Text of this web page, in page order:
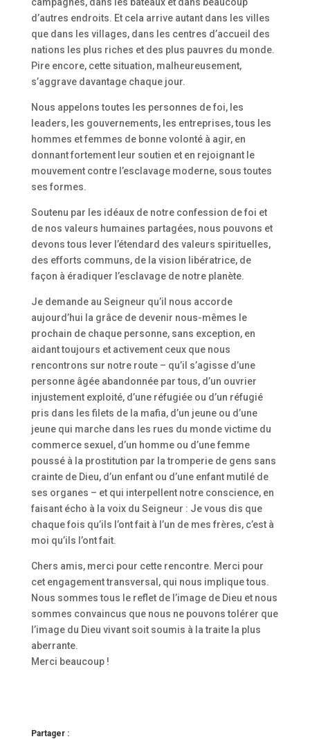
d’autres endroits. Et cela arrive autant dans les villes
que dans les villages, dans les centres d’accueil des
nations les plus riches et des plus pauvres du monde.
Pire encore, cette situation, malheureusement,
s’aggrave davantage chaque jour.
Nous appelons toutes les personnes de foi, les
leaders, les gouvernements, les entreprises, tous les
hommes et femmes de bonne volonté à agir, en
donnant fortement leur soutien et en rejoignant le
mouvement contre l’esclavage moderne, sous toutes
ses formes.
Soutenu par les idéaux de notre confession de foi et
de nos valeurs humaines partagées, nous pouvons et
devons tous lever l’étendard des valeurs spirituelles,
des efforts communs, de la vision libératrice, de
façon à éradiquer l’esclavage de notre planète.
Je demande au Seigneur qu’il nous accorde
aujourd’hui la grâce de devenir nous-mêmes le
prochain de chaque personne, sans exception, en
aidant toujours et activement ceux que nous
rencontrons sur notre route – qu’il s’agisse d’une
personne âgée abandonnée par tous, d’un ouvrier
injustement exploité, d’une réfugiée ou d’un réfugié
pris dans les filets de la mafia, d’un jeune ou d’une
jeune qui marche dans les rues du monde victime du
commerce sexuel, d’un homme ou d’une femme
poussé à la prostitution par la tromperie de gens sans
crainte de Dieu, d’un enfant ou d’une enfant mutilé de
ses organes – et qui interpellent notre conscience, en
faisant écho à la voix du Seigneur : Je vous dis que
chaque fois qu’ils l’ont fait à l’un de mes frères, c’est à
moi qu’ils l’ont fait.
Chers amis, merci pour cette rencontre. Merci pour
cet engagement transversal, qui nous implique tous.
Nous sommes tous le reflet de l’image de Dieu et nous
sommes convaincus que nous ne pouvons tolérer que
l’image du Dieu vivant soit soumis à la traite la plus
aberrante.
Merci beaucoup !
Partager :